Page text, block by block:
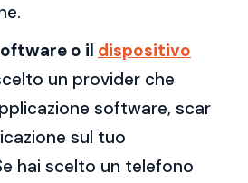
o il dispositivo
un provider che
software, scar
sul tuo
hai scelto un telefono